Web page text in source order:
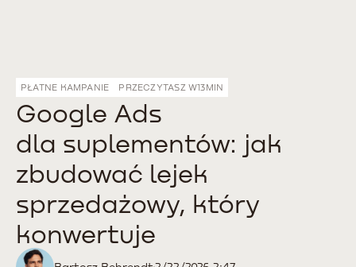
PŁATNE KAMPANIE PRZECZYTASZ W13MIN
Google Ads
dla suplementów: jak
zbudować lejek
sprzedażowy, który
konwertuje